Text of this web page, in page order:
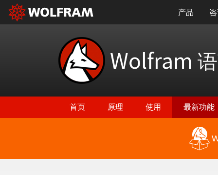
产品
Wolfram
首页 原理 使用 最新功能